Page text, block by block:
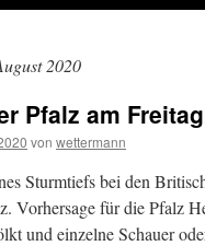
2020
Pfalz am
von wettermann
Sturmtiefs bei den
Vorhersage für die Pfalz
und einzelne Schauer